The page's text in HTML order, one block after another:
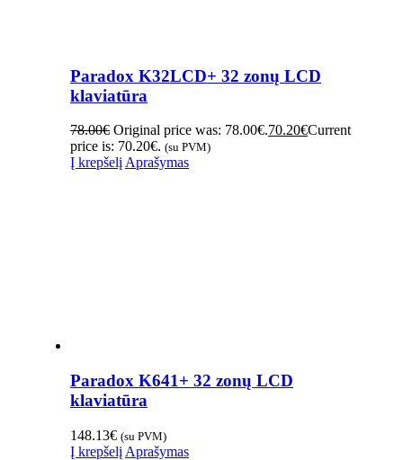
Paradox K32LCD+ 32 zonų LCD
klaviatūra
78.00€ Original price was: 78.00€.70.20€Current
price is: 70.20€. (su PVM)
Į krepšelį Aprašymas
Paradox K641+ 32 zonų LCD
klaviatūra
148.13€ (su PVM)
Į krepšelį Aprašymas